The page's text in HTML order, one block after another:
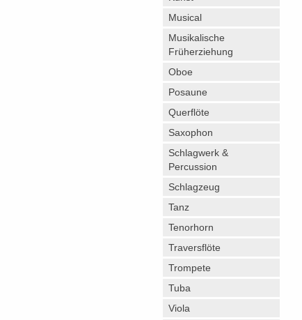
Musical
Musikalische
Früherziehung
Oboe
Posaune
Querflöte
Saxophon
Schlagwerk &
Percussion
Schlagzeug
Tanz
Tenorhorn
Traversflöte
Trompete
Tuba
Viola